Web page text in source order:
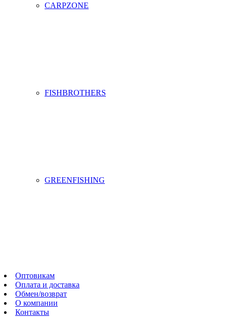
CARPZONE
FISHBROTHERS
GREENFISHING
Оптовикам
Оплата и доставка
Обмен/возврат
О компании
Контакты